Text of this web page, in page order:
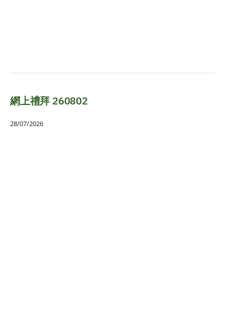
網上禮拜 260802
28/07/2026